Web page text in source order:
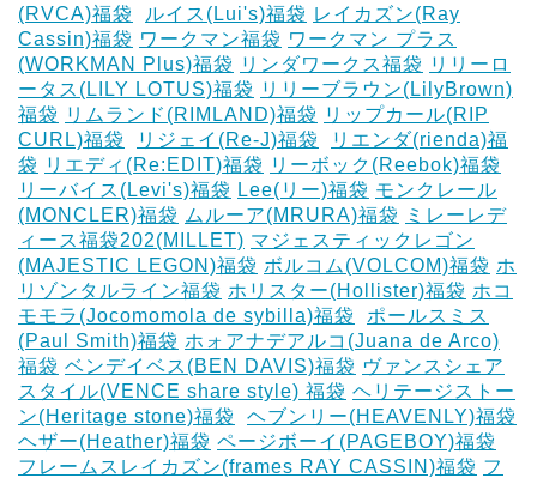
(RVCA)福袋
ルイス(Lui's)福袋 レイカズン(Ray
Cassin)福袋 ワークマン福袋 ワークマン プラス
(WORKMAN Plus)福袋 リンダワークス福袋 リリーロ
ータス(LILY LOTUS)福袋 リリーブラウン(LilyBrown)
福袋 リムランド(RIMLAND)福袋 リップカール(RIP
CURL)福袋
リジェイ(Re-J)福袋
リエンダ(rienda)福
袋 リエディ(Re:EDIT)福袋 リーボック(Reebok)福袋
リーバイス(Levi's)福袋 Lee(リー)福袋 モンクレール
(MONCLER)福袋 ムルーア(MRURA)福袋
ミレーレデ
ィース福袋202(MILLET) マジェスティックレゴン
(MAJESTIC LEGON)福袋 ボルコム(VOLCOM)福袋 ホ
リゾンタルライン福袋 ホリスター(Hollister)福袋 ホコ
モモラ(Jocomomola de sybilla)福袋
ポールスミス
(Paul Smith)福袋 ホォアナデアルコ(Juana de Arco)
福袋 ベンデイベス(BEN DAVIS)福袋 ヴァンスシェア
スタイル(VENCE share style) 福袋 ヘリテージストー
ン(Heritage stone)福袋
ヘブンリー(HEAVENLY)福袋
ヘザー(Heather)福袋 ページボーイ(PAGEBOY)福袋
フレームスレイカズン(frames RAY CASSIN)福袋 フ